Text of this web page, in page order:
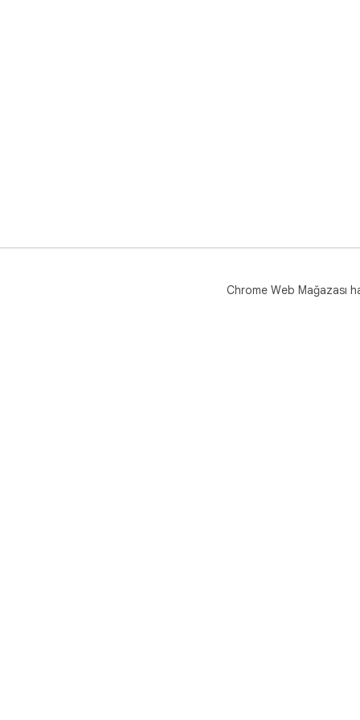
Chrome Web Mağazası